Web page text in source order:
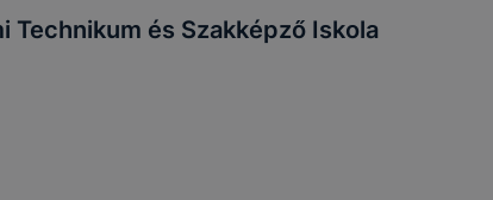
Technikum és Szakképző Iskola